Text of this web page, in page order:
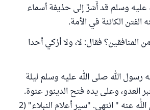
عليه وسلم قد أَسَرَّ إلى حذيفة أسماء
الكائنة في الأمة.
المنافقين؟ فقال: لا، ولا أزكي أحدا
رسول الله صلى الله عليه وسلم ليلة
العدو، وعلى يده فتح الدينور عنوة.
ومناقبه تطول رضي الله عنه " انتهى. "سير أعلام النبلاء" (2